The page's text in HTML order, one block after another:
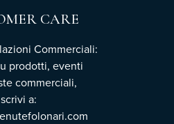
CARE
Commerciali:
prodotti, eventi
commerciali,
scrivi a: